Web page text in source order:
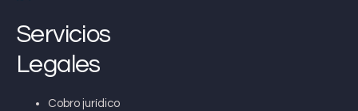
Servicios
Legales
Cobro jurídico